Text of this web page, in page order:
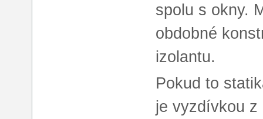
spolu s okny.
obdobné
izolantu.
Pokud to
je vyzdívkou z